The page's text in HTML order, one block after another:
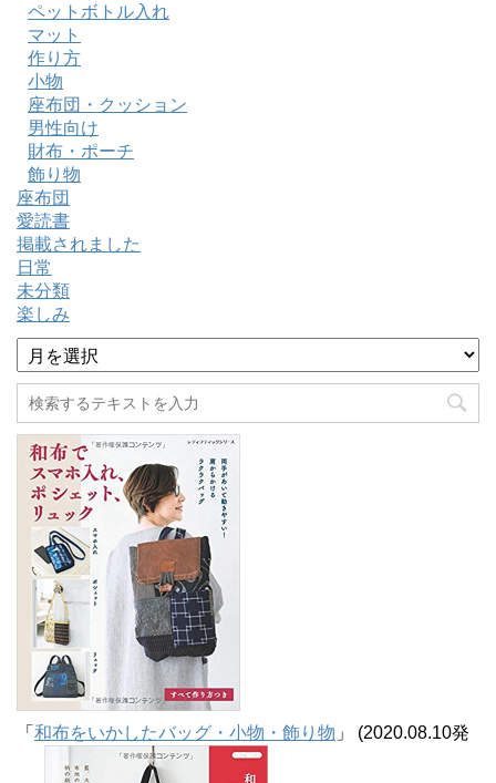
ペットボトル入れ
マット
作り方
小物
座布団・クッション
男性向け
財布・ポーチ
飾り物
座布団
愛読書
掲載されました
日常
未分類
楽しみ
ア
ー
カ
イ
ブ
「 和布をいかしたバッグ・小物・飾り物 」 (2020.08.10発